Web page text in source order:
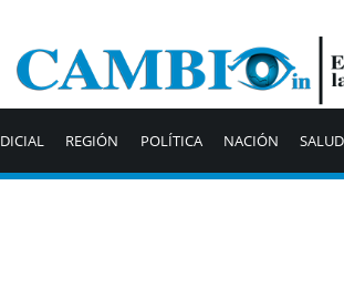
REGIÓN POLÍTICA NACIÓN SALUD